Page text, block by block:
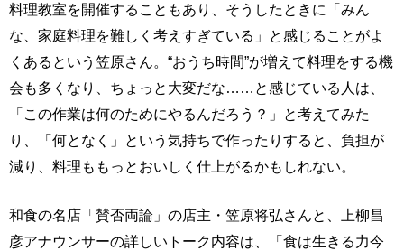
料理教室を開催することもあり、そうしたときに「みん
な、家庭料理を難しく考えすぎている」と感じることがよ
くあるという笠原さん。“おうち時間”が増えて料理をする機
会も多くなり、ちょっと大変だな……と感じている人は、
「この作業は何のためにやるんだろう？」と考えてみた
り、「何となく」という気持ちで作ったりすると、負担が
減り、料理ももっとおいしく仕上がるかもしれない。
和食の名店「賛否両論」の店主・笠原将弘さんと、上柳昌
彦アナウンサーの詳しいトーク内容は、「食は生きる力今